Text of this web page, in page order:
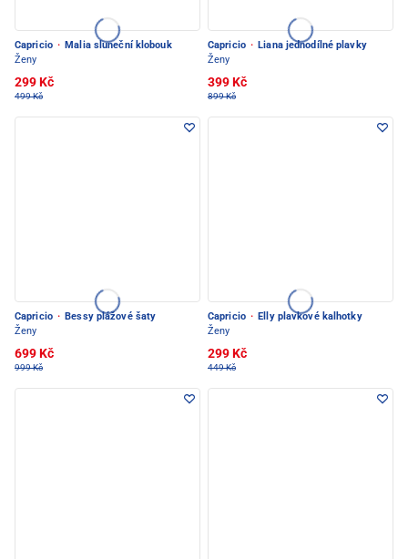
Capricio · Malia sluneční klobouk
Ženy
299 Kč
499 Kč
Capricio · Liana jednodílné plavky
Ženy
399 Kč
899 Kč
Capricio · Bessy plážové šaty
Ženy
699 Kč
999 Kč
Capricio · Elly plavkové kalhotky
Ženy
299 Kč
449 Kč